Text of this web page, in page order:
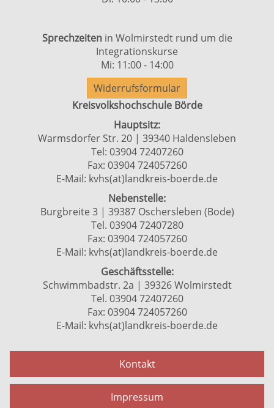
Sprechzeiten in Wolmirstedt rund um die
Integrationskurse
Mi: 11:00 - 14:00
Widerrufsformular
Kreisvolkshochschule Börde
Hauptsitz:
Warmsdorfer Str. 20 | 39340 Haldensleben
Tel: 03904 72407260
Fax: 03904 724057260
E-Mail: kvhs(at)landkreis-boerde.de
Nebenstelle:
Burgbreite 3 | 39387 Oschersleben (Bode)
Tel. 03904 72407280
Fax: 03904 724057260
E-Mail: kvhs(at)landkreis-boerde.de
Geschäftsstelle:
Schwimmbadstr. 2a | 39326 Wolmirstedt
Tel. 03904 72407260
Fax: 03904 724057260
E-Mail: kvhs(at)landkreis-boerde.de
Kontakt
Impressum